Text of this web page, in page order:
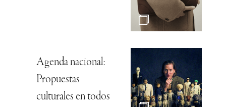
Agenda nacional:
Propuestas
culturales en todos